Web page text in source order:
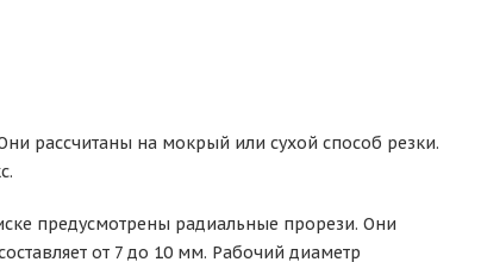
рассчитаны на мокрый или сухой способ резки.
предусмотрены радиальные прорези. Они
от 7 до 10 мм. Рабочий диаметр